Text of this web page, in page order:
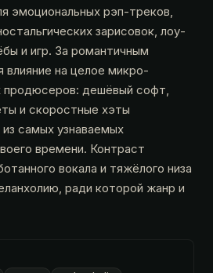
эмоциональных рэп-треков,
зарисовок, лоу-
и игр. За романтичным
на целое микро-
продюсеров: дешёвый софт,
и скоростные хэты
самых узнаваемых
времени. Контраст
вокала и тяжёлого низа
ради которой жанр и